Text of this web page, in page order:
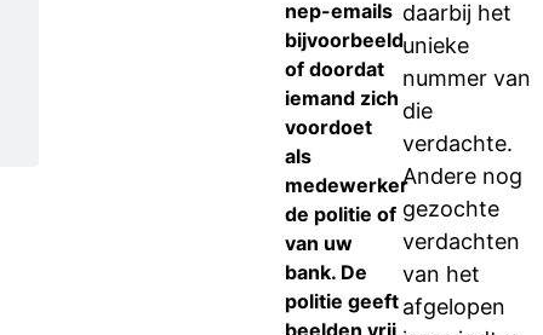
nep-emails
bijvoorbeeld
of doordat
iemand zich
voordoet
als
medewerker
de politie of
van uw
bank. De
politie geeft
beelden vrij
daarbij het
unieke
nummer van
die
verdachte.
Andere nog
gezochte
verdachten
van het
afgelopen